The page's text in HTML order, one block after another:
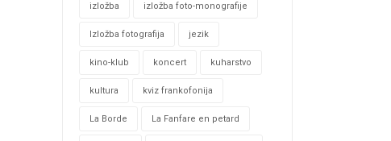
izložba izložba foto-monografije
Izložba fotografija jezik
kino-klub koncert kuharstvo
kultura kviz frankofonija
La Borde La Fanfare en petard